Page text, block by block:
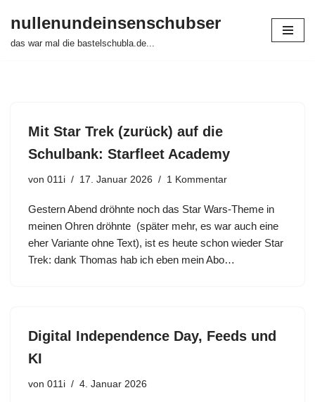
Zum
nullenundeinsenschubser
das war mal die bastelschubla.de...
Mit Star Trek (zurück) auf die
Schulbank: Starfleet Academy
von 011i 17. Januar 2026 1 Kommentar
Gestern Abend dröhnte noch das Star Wars-Theme in
meinen Ohren dröhnte (später mehr, es war auch eine
eher Variante ohne Text), ist es heute schon wieder Star
Trek: dank Thomas hab ich eben mein Abo…
Digital Independence Day, Feeds und
KI
von 011i 4. Januar 2026